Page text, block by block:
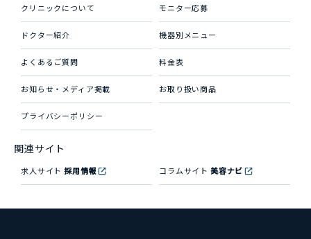
クリニックについて モニター応募
ドクター紹介 機器別メニュー
よくあるご質問 料金表
お知らせ・メディア掲載 お取り扱い商品
プライバシーポリシー
関連サイト
求人サイト採用情報 コラムサイト 美容ナビ